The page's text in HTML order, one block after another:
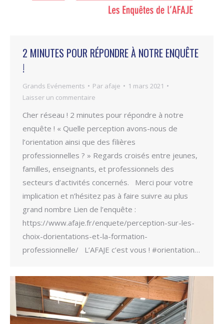
2 MINUTES POUR RÉPONDRE À NOTRE ENQUÊTE
!
Grands Evénements Par afaje
1 mars 2021
Laisser un commentaire
Cher réseau ! 2 minutes pour répondre à notre
enquête ! « Quelle perception avons-nous de
l’orientation ainsi que des filières
professionnelles ? » Regards croisés entre jeunes,
familles, enseignants, et professionnels des
secteurs d’activités concernés. Merci pour votre
implication et n’hésitez pas à faire suivre au plus
grand nombre Lien de l’enquête :
https://www.afaje.fr/enquete/perception-sur-les-
choix-dorientations-et-la-formation-
professionnelle/ L’AFAJE c’est vous ! #orientation…